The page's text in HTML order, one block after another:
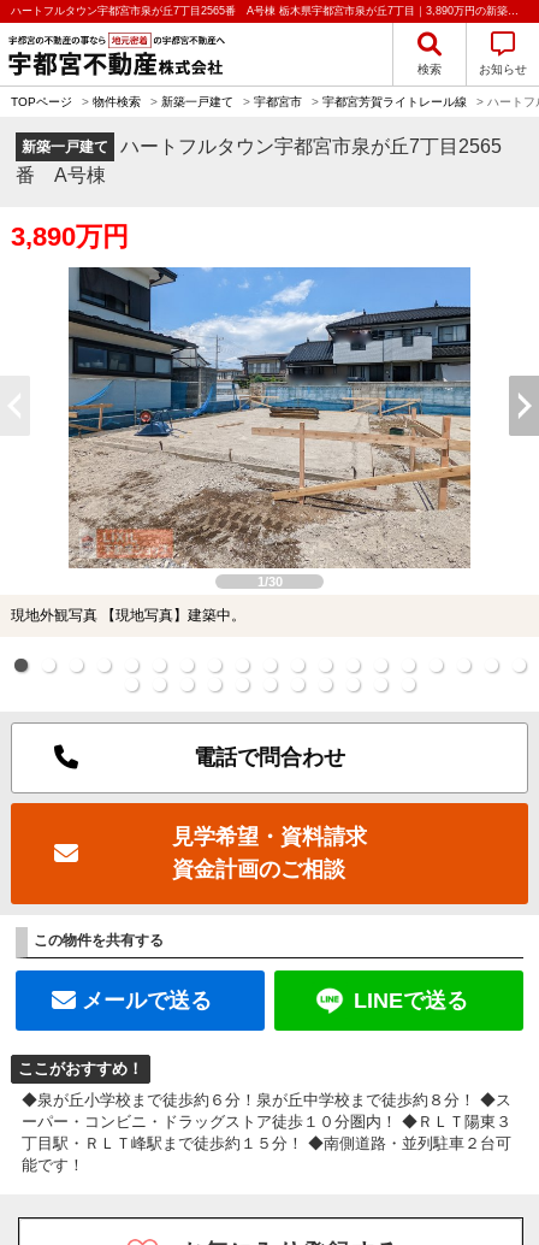
ハートフルタウン宇都宮市泉が丘7丁目2565番 A号棟 栃木県宇都宮市泉が丘7丁目｜3,890万円の新築一戸建て｜分譲住宅や新築物件｜宇都宮不動産株式会社
検索 お知らせ
TOPページ > 物件検索 > 新築一戸建て > 宇都宮市 > 宇都宮芳賀ライトレール線 > ハート
新築一戸建て
ハートフルタウン宇都宮市泉が丘7丁目2565
番 A号棟
3,890万円
1/30
現地外観写真 【現地写真】建築中。
電話で問合わせ
見学希望・資料請求
資金計画のご相談
この物件を共有する
メールで送る LINEで送る
ここがおすすめ！
◆泉が丘小学校まで徒歩約６分！泉が丘中学校まで徒歩約８分！ ◆ス
ーパー・コンビニ・ドラッグストア徒歩１０分圏内！ ◆ＲＬＴ陽東３
丁目駅・ＲＬＴ峰駅まで徒歩約１５分！ ◆南側道路・並列駐車２台可
能です！